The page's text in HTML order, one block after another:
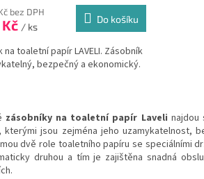
bez DPH
/ ks
Do košíku
na toaletní papír LAVELI. Zásobník
bezpečný a ekonomický.
zásobníky na toaletní papír Laveli najdou
kterými jsou zejména jeho uzamykatelnost,
dvě role toaletního papíru se speciálními
druhou a tím je zajištěna snadná